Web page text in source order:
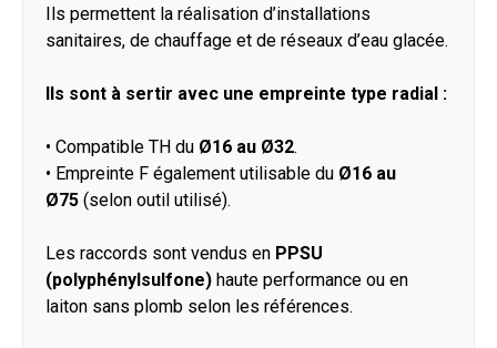
Ils permettent la réalisation d’installations
sanitaires, de chauffage et de réseaux d’eau glacée.
Ils sont à sertir avec une empreinte type radial :
• Compatible TH du Ø16 au Ø32.
• Empreinte F également utilisable du Ø16 au
Ø75 (selon outil utilisé).
Les raccords sont vendus en PPSU
(polyphénylsulfone) haute performance ou en
laiton sans plomb selon les références.